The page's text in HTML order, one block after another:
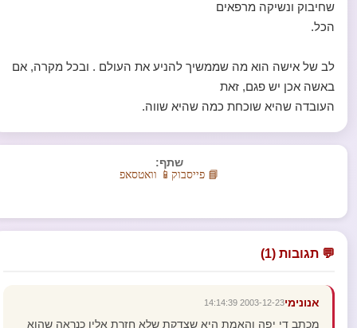
שחיבוק ונשיקה מרפאים
הכל.
לב של אישה הוא מה שממשיך להניע את העולם . ובכל מקרה, אם
באשה אכן יש פגם, זאת
העובדה שהיא שוכחת כמה שהיא שווה.
שתף:
📘 פייסבוק 📱 וואטסאפ
💬 תגובות (1)
אנונימי2003-12-23 14:14:39
מכתב די יפה והאמת היא שצדקת שלא חזרת אליו כנראה שהוא